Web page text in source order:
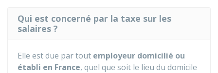
Qui est concerné par la taxe sur les
salaires ?
Elle est due par tout employeur domicilié ou
établi en France, quel que soit le lieu du domicile